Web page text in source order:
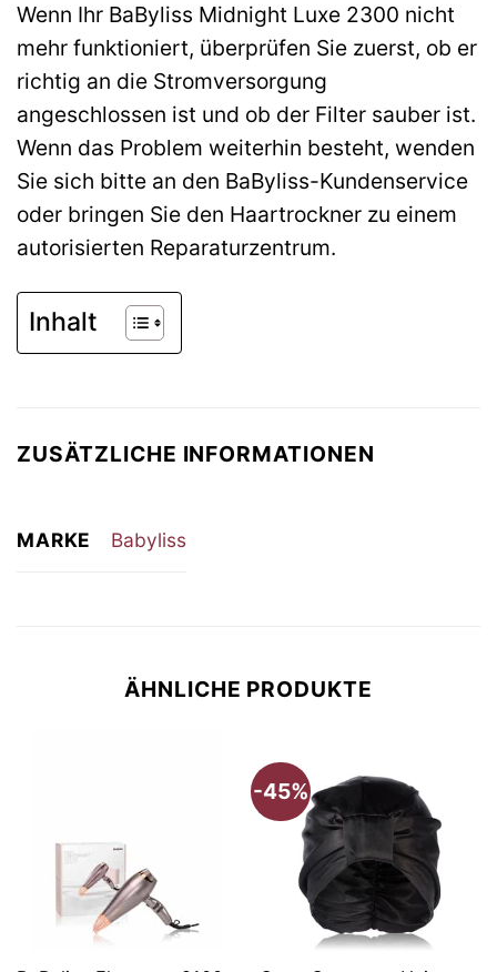
Wenn Ihr BaByliss Midnight Luxe 2300 nicht
mehr funktioniert, überprüfen Sie zuerst, ob er
richtig an die Stromversorgung
angeschlossen ist und ob der Filter sauber ist.
Wenn das Problem weiterhin besteht, wenden
Sie sich bitte an den BaByliss-Kundenservice
oder bringen Sie den Haartrockner zu einem
autorisierten Reparaturzentrum.
Inhalt
ZUSÄTZLICHE INFORMATIONEN
MARKE Babyliss
ÄHNLICHE PRODUKTE
-45%